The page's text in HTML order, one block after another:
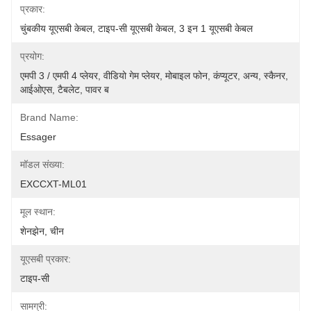
प्रकार:
चुंबकीय यूएसबी केबल, टाइप-सी यूएसबी केबल, 3 इन 1 यूएसबी केबल
प्रयोग:
एमपी 3 / एमपी 4 प्लेयर, वीडियो गेम प्लेयर, मोबाइल फोन, कंप्यूटर, अन्य, स्कैनर,
आईओएस, टैबलेट, पावर ब
Brand Name:
Essager
मॉडल संख्या:
EXCCXT-ML01
मूल स्थान:
शेनझेन, चीन
यूएसबी प्रकार:
टाइप-सी
सामग्री: